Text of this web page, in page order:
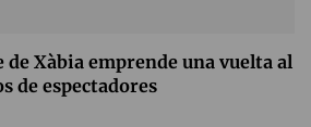
Xàbia emprende una vuelta al
de espectadores